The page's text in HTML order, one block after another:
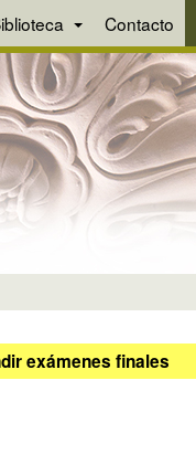
Contacto
exámenes finales